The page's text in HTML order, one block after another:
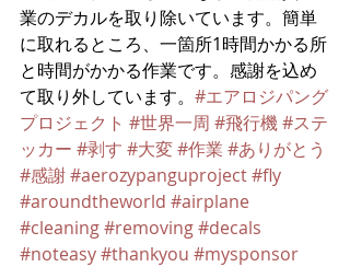
業のデカルを取り除いています。簡単
に取れるところ、一箇所1時間かかる所
と時間がかかる作業です。感謝を込め
て取り外しています。 #エアロジパング
プロジェクト #世界一周 #飛行機#ステ
ッカー #剥す #大変#作業 #ありがとう
#感謝#aerozypanguproject#fly
#aroundtheworld #airplane
#cleaning#removing#decals
#noteasy#thankyou #mysponsor